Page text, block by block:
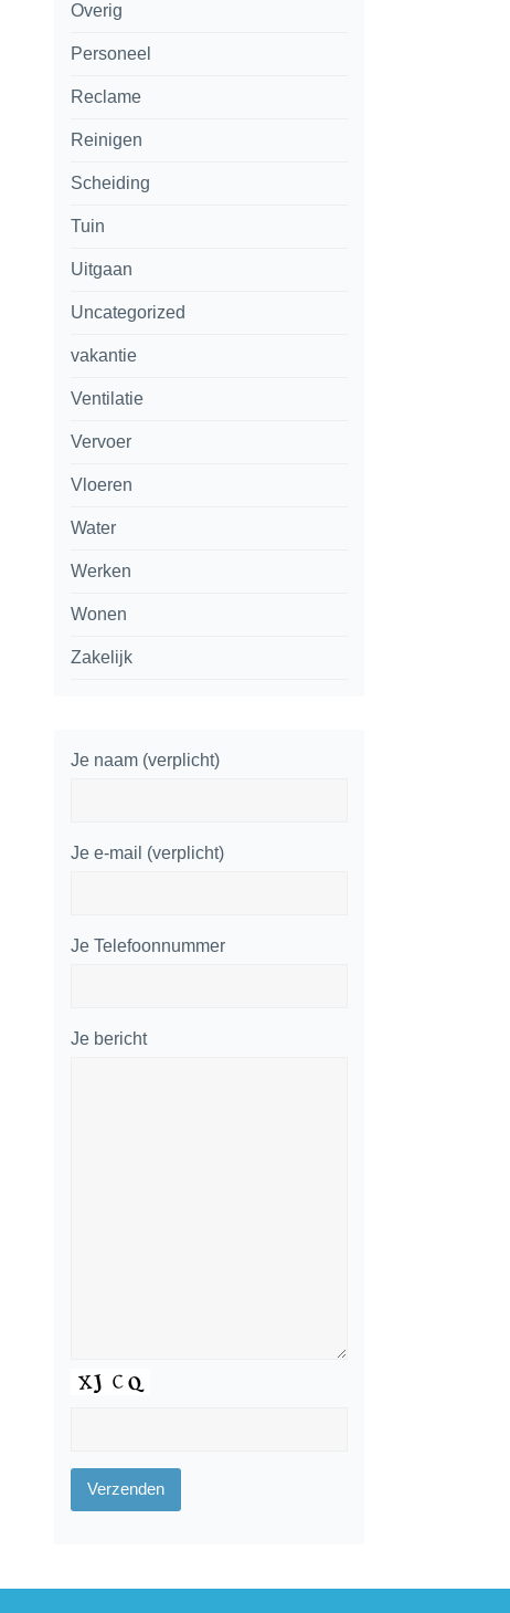
Overig
Personeel
Reclame
Reinigen
Scheiding
Tuin
Uitgaan
Uncategorized
vakantie
Ventilatie
Vervoer
Vloeren
Water
Werken
Wonen
Zakelijk
Je naam (verplicht)
Je e-mail (verplicht)
Je Telefoonnummer
Je bericht